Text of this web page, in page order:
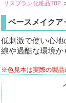
リスブラン化粧品TOP
ベースメイクア
低刺激で使い心
線や過酷な環境か
※色見本は実際の製品